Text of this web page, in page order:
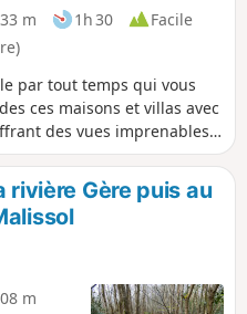
m 1h 30
Facile
par tout temps qui vous
ces maisons et villas avec
des vues imprenables
Remarque : soyez très
avec peu de visibilité.
rivière Gère puis au
m